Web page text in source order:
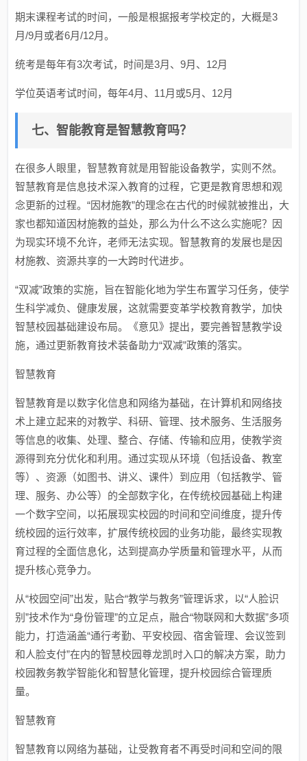
期末课程考试的时间，一般是根据报考学校定的，大概是3
月/9月或者6月/12月。
统考是每年有3次考试，时间是3月、9月、12月
学位英语考试时间，每年4月、11月或5月、12月
七、智能教育是智慧教育吗？
在很多人眼里，智慧教育就是用智能设备教学，实则不然。
智慧教育是信息技术深入教育的过程，它更是教育思想和观
念更新的过程。“因材施教”的理念在古代的时候就被推出，大
家也都知道因材施教的益处，那么为什么不这么实施呢？因
为现实环境不允许，老师无法实现。智慧教育的发展也是因
材施教、资源共享的一大跨时代进步。
“双减”政策的实施，旨在智能化地为学生布置学习任务，使学
生科学减负、健康发展，这就需要变革学校教育教学，加快
智慧校园基础建设布局。《意见》提出，要完善智慧教学设
施，通过更新教育技术装备助力“双减”政策的落实。
智慧教育
智慧教育是以数字化信息和网络为基础，在计算机和网络技
术上建立起来的对教学、科研、管理、技术服务、生活服务
等信息的收集、处理、整合、存储、传输和应用，使教学资
源得到充分优化和利用。通过实现从环境（包括设备、教室
等）、资源（如图书、讲义、课件）到应用（包括教学、管
理、服务、办公等）的全部数字化，在传统校园基础上构建
一个数字空间，以拓展现实校园的时间和空间维度，提升传
统校园的运行效率，扩展传统校园的业务功能，最终实现教
育过程的全面信息化，达到提高办学质量和管理水平，从而
提升核心竞争力。
从“校园空间”出发，贴合“教学与教务”管理诉求，以“人脸识
别”技术作为“身份管理”的立足点，融合“物联网和大数据”多项
能力，打造涵盖“通行考勤、平安校园、宿舍管理、会议签到
和人脸支付”在内的智慧校园尊龙凯时入口的解决方案，助力
校园教务教学智能化和智慧化管理，提升校园综合管理质
量。
智慧教育
智慧教育以网络为基础，让受教育者不再受时间和空间的限